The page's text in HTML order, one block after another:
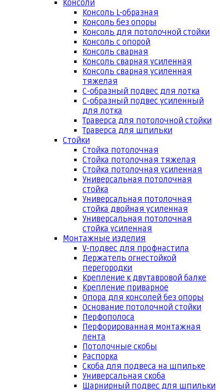
Консоли
Консоль L-образная
Консоль без опоры
Консоль для потолочной стойки
Консоль с опорой
Консоль сварная
Консоль сварная усиленная
Консоль сварная усиленная
тяжелая
С-образный подвес для лотка
С-образный подвес усиленный
для лотка
Траверса для потолочной стойки
Траверса для шпильки
Стойки
Стойка потолочная
Стойка потолочная тяжелая
Стойка потолочная усиленная
Универсальная потолочная
стойка
Универсальная потолочная
стойка двойная усиленная
Универсальная потолочная
стойка усиленная
Монтажные изделия
V-подвес для профнастила
Держатель огнестойкой
перегородки
Крепление к двутавровой балке
Крепление приварное
Опора для консолей без опоры
Основание потолочной стойки
Перфополоса
Перфорированная монтажная
лента
Потолочные скобы
Распорка
Скоба для подвеса на шпильке
Универсальная скоба
Шарнирный подвес для шпильки